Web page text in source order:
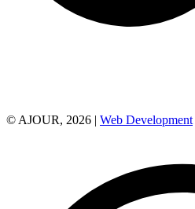
© AJOUR, 2026 | Web Development